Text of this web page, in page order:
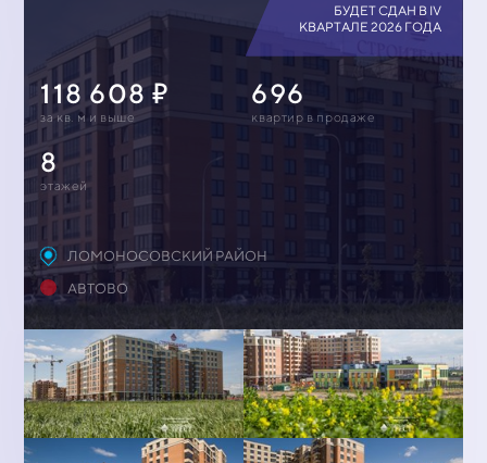
БУДЕТ СДАН В IV
КВАРТАЛЕ 2026 ГОДА
118 608
за кв. м и выше
696
квартир в продаже
8
этажей
ЛОМОНОСОВСКИЙ РАЙОН
АВТОВО